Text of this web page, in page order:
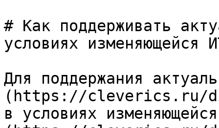
# Как поддерживать
условиях изменяющейся
Для поддержания
(https://cleverics.ru/
в условиях